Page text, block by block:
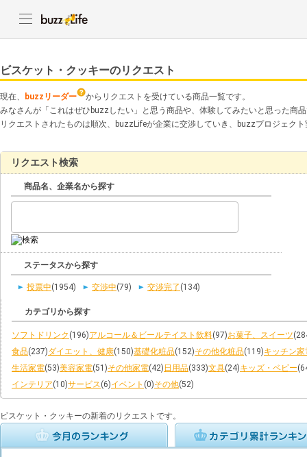
ビスケット・クッキーのリクエスト
現在、 buzzリーダー
からリクエストを受けている商品一覧です。
みなさんが「これはぜひbuzzしたい」と思う商品や、体験してみたいと思った商
リクエストされたものは順次、buzzLifeが企業に交渉していき、buzzプロジェク
リクエスト検索
商品名、企業名から探す
ステータスから探す
投票中(1954) 交渉中(79) 交渉完了 (134)
カテゴリから探す
ソフトドリンク (196)アルコール＆ビールテイスト飲料(97)お菓子、スイーツ
食品(237)ダイエット、健康(150)基礎化粧品(152)その他化粧品(119)キッチン家
生活家電(53)美容家電(51)その他家電(42) 日用品(333)文具(24)キッズ・ベビー
インテリア(10)サービス(6)イベント (0)その他(52)
ビスケット・クッキーの新着のリクエストです。